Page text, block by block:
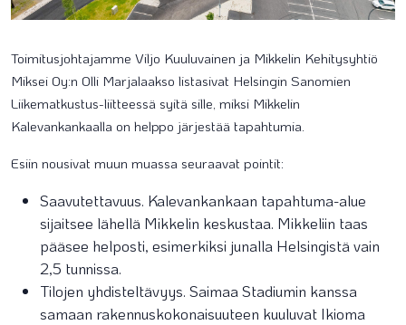
Toimitusjohtajamme Viljo Kuuluvainen ja Mikkelin Kehitysyhtiö
Miksei Oy:n Olli Marjalaakso listasivat Helsingin Sanomien
Liikematkustus-liitteessä syitä sille, miksi Mikkelin
Kalevankankaalla on helppo järjestää tapahtumia.
Esiin nousivat muun muassa seuraavat pointit:
Saavutettavuus. Kalevankankaan tapahtuma-alue
sijaitsee lähellä Mikkelin keskustaa. Mikkeliin taas
pääsee helposti, esimerkiksi junalla Helsingistä vain
2,5 tunnissa.
Tilojen yhdisteltävyys. Saimaa Stadiumin kanssa
samaan rakennuskokonaisuuteen kuuluvat Ikioma